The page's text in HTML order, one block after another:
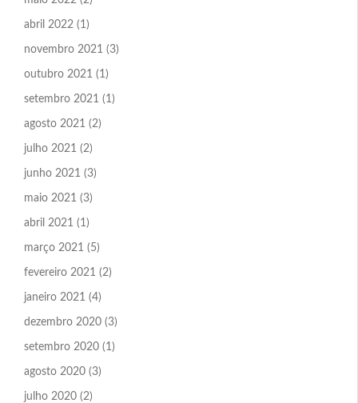
abril 2022 (1)
novembro 2021 (3)
outubro 2021 (1)
setembro 2021 (1)
agosto 2021 (2)
julho 2021 (2)
junho 2021 (3)
maio 2021 (3)
abril 2021 (1)
março 2021 (5)
fevereiro 2021 (2)
janeiro 2021 (4)
dezembro 2020 (3)
setembro 2020 (1)
agosto 2020 (3)
julho 2020 (2)